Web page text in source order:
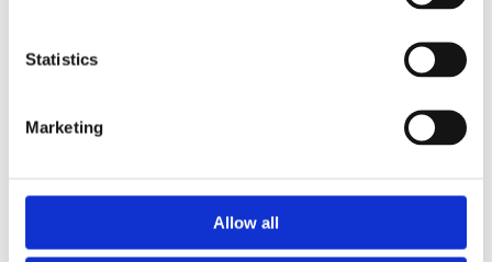
Statistics
Marketing
Allow all
Vi har egenproduktion
lokalt i Randers